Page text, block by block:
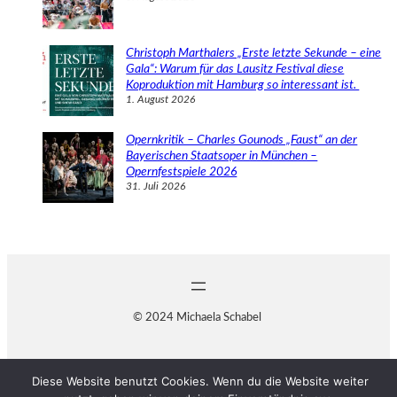
Christoph Marthalers „Erste letzte Sekunde – eine
Gala“: Warum für das Lausitz Festival diese
Koproduktion mit Hamburg so interessant ist.
1. August 2026
Opernkritik – Charles Gounods „Faust“ an der
Bayerischen Staatsoper in München –
Opernfestspiele 2026
31. Juli 2026
© 2024 Michaela Schabel
Diese Website benutzt Cookies. Wenn du die Website weiter